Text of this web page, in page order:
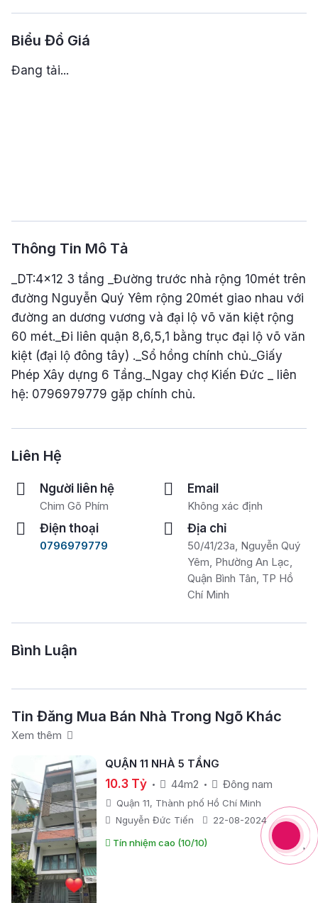
Biểu Đồ Giá
Đang tải...
Thông Tin Mô Tả
_DT:4x12 3 tầng _Đường trước nhà rộng 10mét trên
đường Nguyễn Quý Yêm rộng 20mét giao nhau với
đường an dương vương và đại lộ võ văn kiệt rộng
60 mét._Đi liên quận 8,6,5,1 bằng trục đại lộ võ văn
kiệt (đại lộ đông tây) ._Sổ hồng chính chủ._Giấy
Phép Xây dựng 6 Tầng._Ngay chợ Kiến Đức _ liên
hệ: 0796979779 gặp chính chủ.
Liên Hệ
Người liên hệ
Chim Gõ Phím
Email
Không xác định
Điện thoại
0796979779
Địa chỉ
50/41/23a, Nguyễn Quý
Yêm, Phường An Lạc,
Quận Bình Tân, TP Hồ
Chí Minh
Bình Luận
Tin Đăng Mua Bán Nhà Trong Ngõ Khác
Xem thêm
QUẬN 11 NHÀ 5 TẦNG
10.3 Tỷ 44m2 Đông nam
Quận 11, Thành phố Hồ Chí Minh
Nguyễn Đức Tiến
22-08-2024
Tín nhiệm cao (10/10)